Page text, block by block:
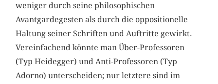
weniger durch seine philosophischen
Avantgardegesten als durch die oppositionelle
Haltung seiner Schriften und Auftritte gewirkt.
Vereinfachend könnte man Über-Professoren
(Typ Heidegger) und Anti-Professoren (Typ
Adorno) unterscheiden; nur letztere sind im